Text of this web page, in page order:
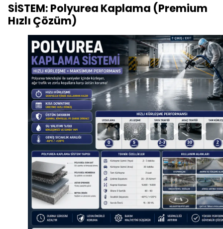
SİSTEM: Polyurea Kaplama (Premium
Hızlı Çözüm)